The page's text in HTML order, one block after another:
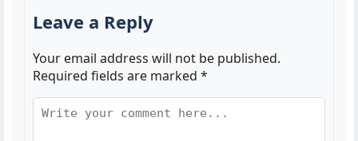
Leave a Reply
Your email address will not be published.
Required fields are marked *